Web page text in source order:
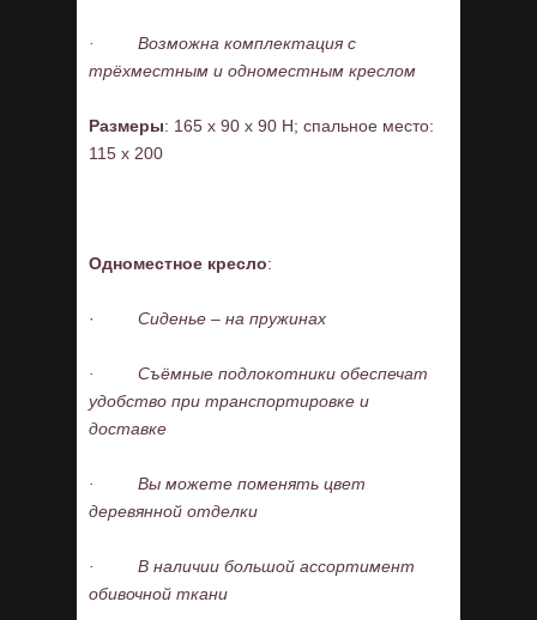
· Возможна комплектация с
трёхместным и одноместным креслом
Размеры: 165 x 90 x 90 H; спальное место:
115 x 200
Одноместное кресло:
· Сиденье – на пружинах
· Съёмные подлокотники обеспечат
удобство при транспортировке и
доставке
· Вы можете поменять цвет
деревянной отделки
· В наличии большой ассортимент
обивочной ткани